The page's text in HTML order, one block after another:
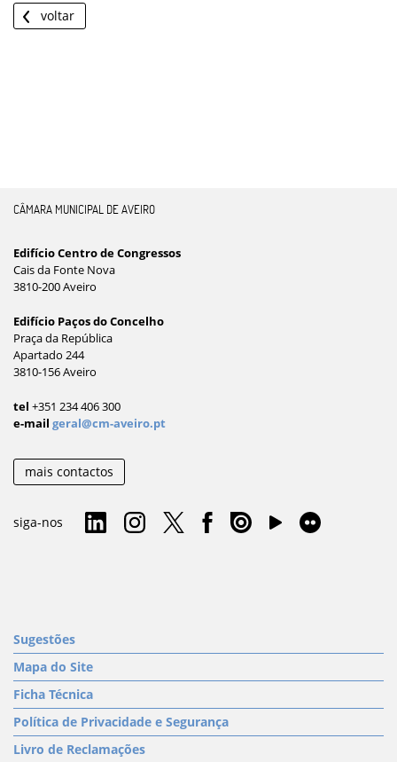
voltar
CÂMARA MUNICIPAL DE AVEIRO
Edifício Centro de Congressos
Cais da Fonte Nova
3810-200 Aveiro
Edifício Paços do Concelho
Praça da República
Apartado 244
3810-156 Aveiro
tel +351 234 406 300
e-mail geral@cm-aveiro.pt
mais contactos
siga-nos
Sugestões
Mapa do Site
Ficha Técnica
Política de Privacidade e Segurança
Livro de Reclamações